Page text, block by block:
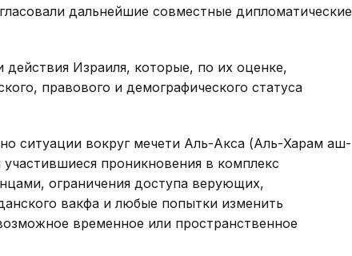
дальнейшие совместные дипломатические
Израиля, которые, по их оценке,
правового и демографического статуса
ситуации вокруг мечети Аль-Акса (Аль-Харам аш-
проникновения в комплекс
ограничения доступа верующих,
вакфа и любые попытки изменить
временное или пространственное